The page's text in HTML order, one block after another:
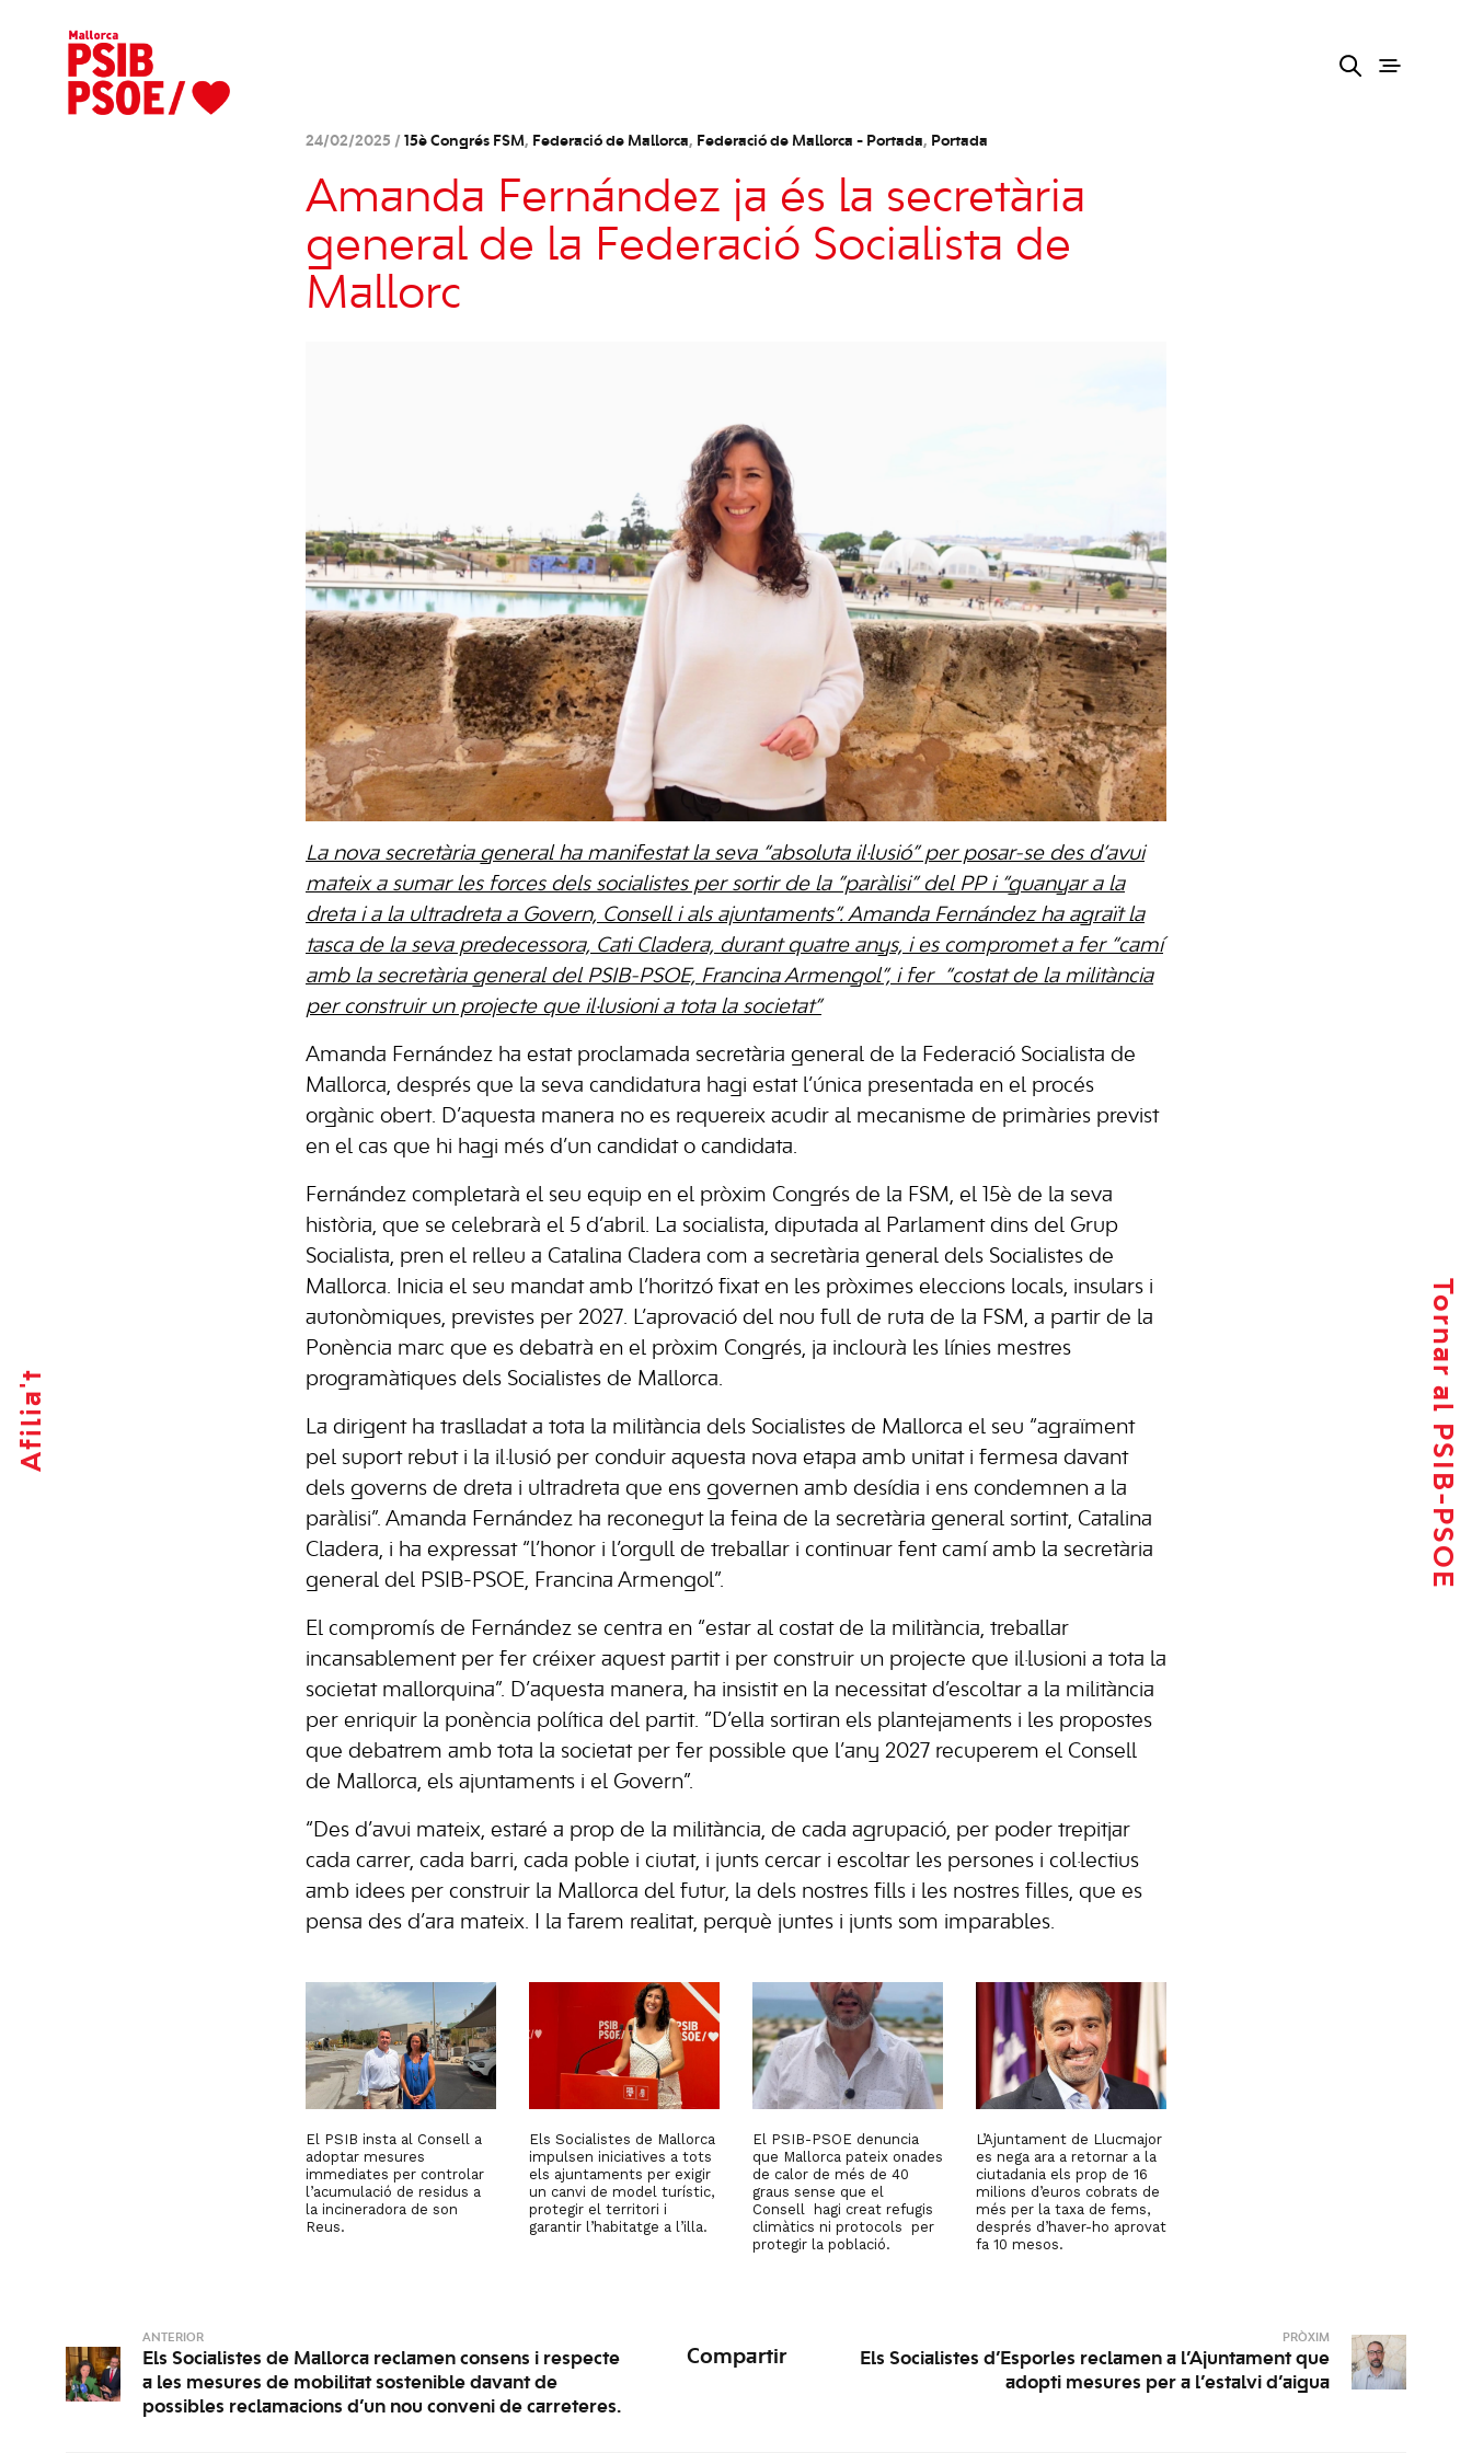
Afilia't Tornar al PSIB-PSOE
24/02/2025 / 15è Congrés FSM, Federació de Mallorca, Federació de Mallorca - Portada, Portada
Amanda Fernández ja és la secretària
general de la Federació Socialista de
Mallorc
La nova secretària general ha manifestat la seva “absoluta il·lusió” per posar-se des d’avui
mateix a sumar les forces dels socialistes per sortir de la ”paràlisi” del PP i “guanyar a la
dreta i a la ultradreta a Govern, Consell i als ajuntaments”. Amanda Fernández ha agraït la
tasca de la seva predecessora, Cati Cladera, durant quatre anys, i es compromet a fer “camí
amb la secretària general del PSIB-PSOE, Francina Armengol”, i fer “costat de la militància
per construir un projecte que il·lusioni a tota la societat”
Amanda Fernández ha estat proclamada secretària general de la Federació Socialista de
Mallorca, després que la seva candidatura hagi estat l’única presentada en el procés
orgànic obert. D’aquesta manera no es requereix acudir al mecanisme de primàries previst
en el cas que hi hagi més d’un candidat o candidata.
Fernández completarà el seu equip en el pròxim Congrés de la FSM, el 15è de la seva
història, que se celebrarà el 5 d’abril. La socialista, diputada al Parlament dins del Grup
Socialista, pren el relleu a Catalina Cladera com a secretària general dels Socialistes de
Mallorca. Inicia el seu mandat amb l’horitzó fixat en les pròximes eleccions locals, insulars i
autonòmiques, previstes per 2027. L’aprovació del nou full de ruta de la FSM, a partir de la
Ponència marc que es debatrà en el pròxim Congrés, ja inclourà les línies mestres
programàtiques dels Socialistes de Mallorca.
La dirigent ha traslladat a tota la militància dels Socialistes de Mallorca el seu “agraïment
pel suport rebut i la il·lusió per conduir aquesta nova etapa amb unitat i fermesa davant
dels governs de dreta i ultradreta que ens governen amb desídia i ens condemnen a la
paràlisi”. Amanda Fernández ha reconegut la feina de la secretària general sortint, Catalina
Cladera, i ha expressat “l’honor i l’orgull de treballar i continuar fent camí amb la secretària
general del PSIB-PSOE, Francina Armengol”.
El compromís de Fernández se centra en “estar al costat de la militància, treballar
incansablement per fer créixer aquest partit i per construir un projecte que il·lusioni a tota la
societat mallorquina”. D’aquesta manera, ha insistit en la necessitat d’escoltar a la militància
per enriquir la ponència política del partit. “D’ella sortiran els plantejaments i les propostes
que debatrem amb tota la societat per fer possible que l’any 2027 recuperem el Consell
de Mallorca, els ajuntaments i el Govern”.
“Des d’avui mateix, estaré a prop de la militància, de cada agrupació, per poder trepitjar
cada carrer, cada barri, cada poble i ciutat, i junts cercar i escoltar les persones i col·lectius
amb idees per construir la Mallorca del futur, la dels nostres fills i les nostres filles, que es
pensa des d’ara mateix. I la farem realitat, perquè juntes i junts som imparables.
El PSIB insta al Consell a
adoptar mesures
immediates per controlar
l’acumulació de residus a
la incineradora de son
Reus.
Els Socialistes de Mallorca
impulsen iniciatives a tots
els ajuntaments per exigir
un canvi de model turístic,
protegir el territori i
garantir l’habitatge a l’illa.
El PSIB-PSOE denuncia
que Mallorca pateix onades
de calor de més de 40
graus sense que el
Consell hagi creat refugis
climàtics ni protocols per
protegir la població.
L’Ajuntament de Llucmajor
es nega ara a retornar a la
ciutadania els prop de 16
milions d’euros cobrats de
més per la taxa de fems,
després d’haver-ho aprovat
fa 10 mesos.
ANTERIOR
Els Socialistes de Mallorca reclamen consens i respecte
a les mesures de mobilitat sostenible davant de
possibles reclamacions d’un nou conveni de carreteres.
Compartir
PRÒXIM
Els Socialistes d’Esporles reclamen a l’Ajuntament que
adopti mesures per a l’estalvi d’aigua